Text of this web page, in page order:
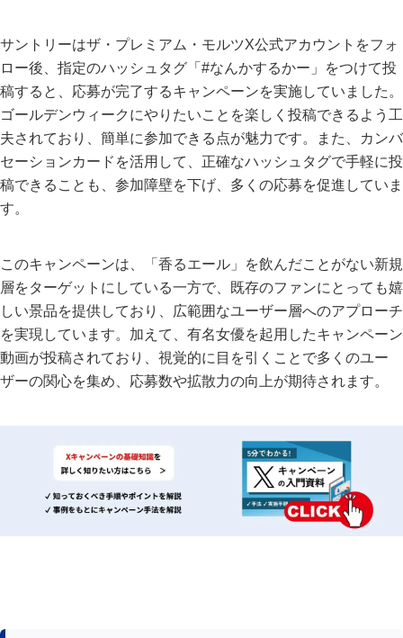
サントリーはザ・プレミアム・モルツX公式アカウントをフォ
ロー後、指定のハッシュタグ「#なんかするかー」をつけて投
稿すると、応募が完了するキャンペーンを実施していました。
ゴールデンウィークにやりたいことを楽しく投稿できるよう工
夫されており、簡単に参加できる点が魅力です。また、カンバ
セーションカードを活用して、正確なハッシュタグで手軽に投
稿できることも、参加障壁を下げ、多くの応募を促進していま
す。
このキャンペーンは、「香るエール」を飲んだことがない新規
層をターゲットにしている一方で、既存のファンにとっても嬉
しい景品を提供しており、広範囲なユーザー層へのアプローチ
を実現しています。加えて、有名女優を起用したキャンペーン
動画が投稿されており、視覚的に目を引くことで多くのユー
ザーの関心を集め、応募数や拡散力の向上が期待されます。